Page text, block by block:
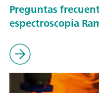
Preguntas
espectroscopia